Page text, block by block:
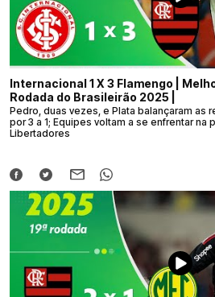
Internacional 1 X 3 Flamengo |
Rodada do Brasileirão 2025 |
Pedro, duas vezes, e Plata balançaram as
por 3 a 1; Equipes voltam a se enfrentar na
Libertadores